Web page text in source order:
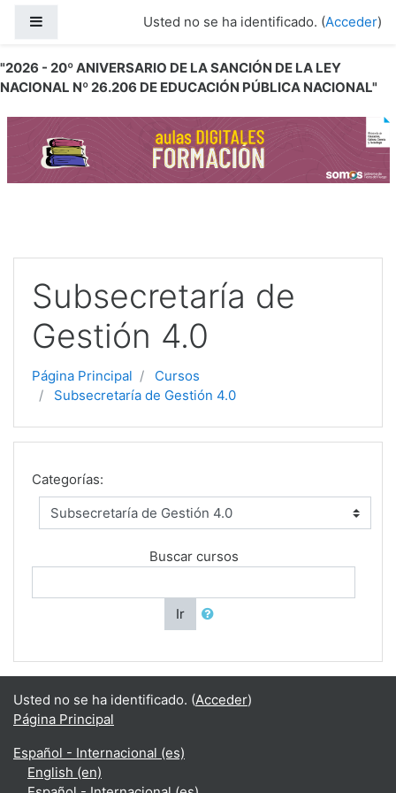
"2026 - 20º ANIVERSARIO DE LA SANCIÓN DE LA LEY
NACIONAL Nº 26.206 DE EDUCACIÓN PÚBLICA NACIONAL"
Usted no se ha identificado. (Acceder)
Subsecretaría de
Gestión 4.0
Página Principal
Cursos
Subsecretaría de Gestión 4.0
Categorías:
Buscar cursos
Ir
Usted no se ha identificado. (Acceder)
Página Principal
Español - Internacional ‎(es)‎
English ‎(en)‎